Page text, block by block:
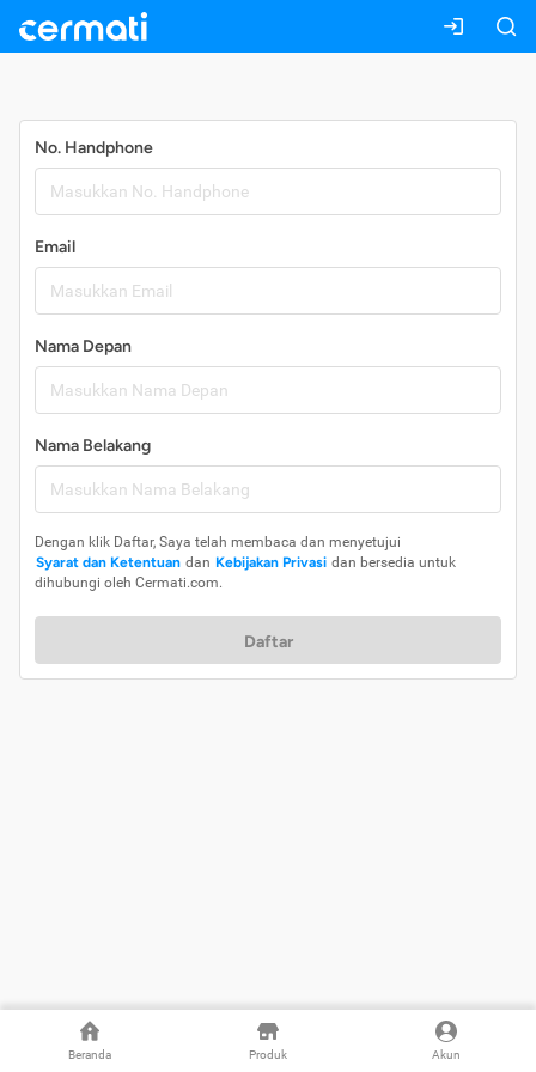
Beranda Produk Akun
No. Handphone
Email
Nama Depan
Nama Belakang
Dengan klik Daftar, Saya telah membaca dan menyetujui
Syarat dan Ketentuan dan Kebijakan Privasi dan bersedia untuk
dihubungi oleh Cermati.com.
Daftar